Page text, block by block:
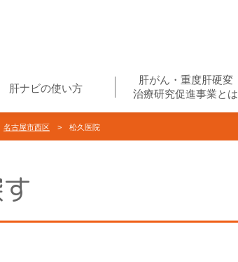
肝ナビの使い方
肝がん・重度肝硬変
治療研究促進事業とは
名古屋市西区 > 松久医院